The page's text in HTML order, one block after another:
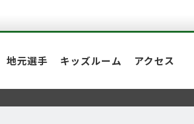
地元選手 キッズルーム アクセス